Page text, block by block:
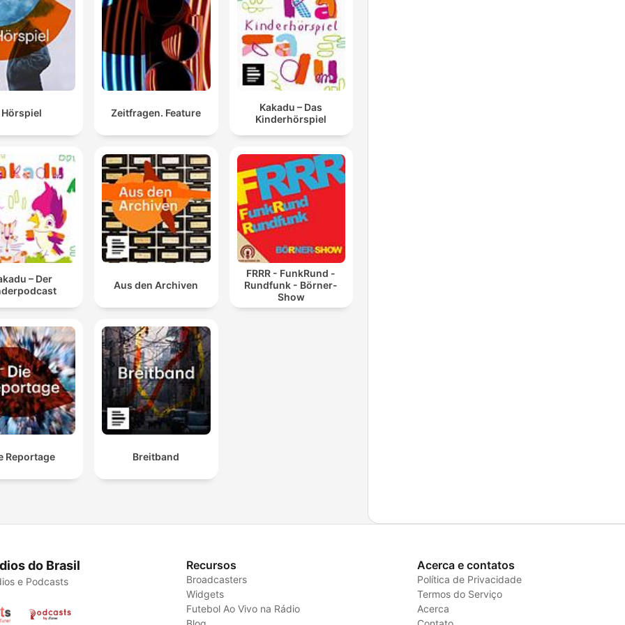
Hörspiel Zeitfragen. Feature
Kakadu – Das
Kinderhörspiel
– Der
Aus den Archiven
FRRR - FunkRund -
Rundfunk - Börner-
Show
Reportage Breitband
do Brasil
e Podcasts
Recursos
Broadcasters
Widgets
Futebol Ao Vivo na Rádio
Acerca e contatos
Política de Privacidade
Termos do Serviço
Acerca